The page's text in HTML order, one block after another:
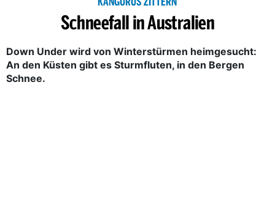
KÄNGURUS ZITTERN
Schneefall in Australien
Down Under wird von Winterstürmen heimgesucht:
An den Küsten gibt es Sturmfluten, in den Bergen
Schnee.